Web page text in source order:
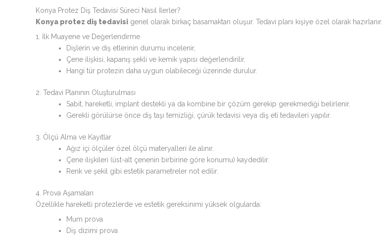
Konya Protez Diş Tedavisi Süreci Nasıl İlerler?
Konya protez diş tedavisi genel olarak birkaç basamaktan oluşur. Tedavi planı kişiye özel olarak hazırlanır.
1. İlk Muayene ve Değerlendirme
Dişlerin ve diş etlerinin durumu incelenir,
Çene ilişkisi, kapanış şekli ve kemik yapısı değerlendirilir,
Hangi tür protezin daha uygun olabileceği üzerinde durulur.
2. Tedavi Planının Oluşturulması
Sabit, hareketli, implant destekli ya da kombine bir çözüm gerekip gerekmediği belirlenir.
Gerekli görülürse önce diş taşı temizliği, çürük tedavisi veya diş eti tedavileri yapılır.
3. Ölçü Alma ve Kayıtlar
Ağız içi ölçüler özel ölçü materyalleri ile alınır.
Çene ilişkileri (üst-alt çenenin birbirine göre konumu) kaydedilir.
Renk ve şekil gibi estetik parametreler not edilir.
4. Prova Aşamaları
Özellikle hareketli protezlerde ve estetik gereksinimi yüksek olgularda:
Mum prova
Diş dizimi prova